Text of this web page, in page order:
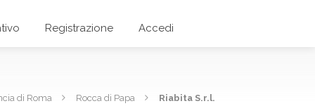
Registrazione Accedi
di Roma Rocca di Papa Riabita S.r.l.